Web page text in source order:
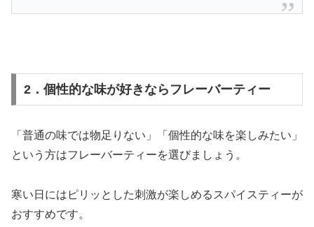
2．個性的な味が好きならフレーバーティー
「普通の味では物足りない」「個性的な味を楽しみたい」
という方はフレーバーティーを選びましょう。
寒い日にはピリッとした刺激が楽しめるスパイスティーが
おすすめです。